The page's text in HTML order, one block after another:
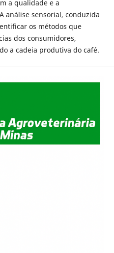
a qualidade e a
análise sensorial, conduzida
os métodos que
dos consumidores,
a cadeia produtiva do café.